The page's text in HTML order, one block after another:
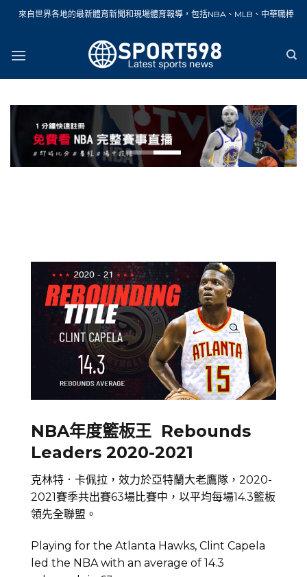
Skip
地的最新體育新聞和現場體育報導，包括NBA、MLB、中華職棒、籃球、網球、
NBA年度籃板王 Rebounds
Leaders 2020-2021
克林特．卡佩拉，效力於亞特蘭大老鷹隊，2020-
2021賽季共出賽63場比賽中，以平均每場14.3籃板
領先全聯盟。
Playing for the Atlanta Hawks, Clint Capela
led the NBA with an average of 14.3